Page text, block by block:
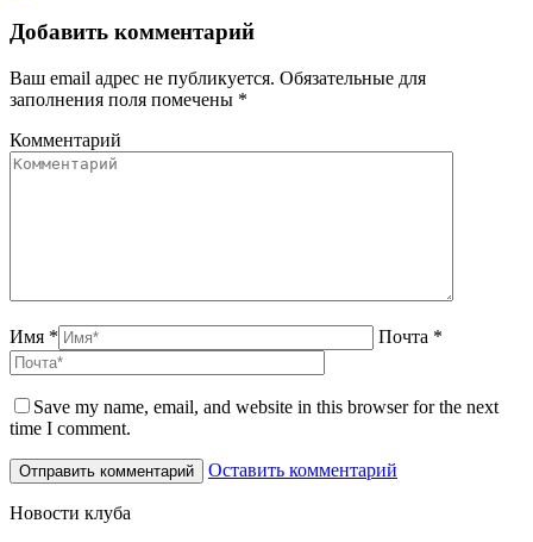
Добавить комментарий
Ваш email адрес не публикуется. Обязательные для
заполнения поля помечены *
Комментарий
Имя * Почта *
Save my name, email, and website in this browser for the next
time I comment.
Оставить комментарий
Новости клуба